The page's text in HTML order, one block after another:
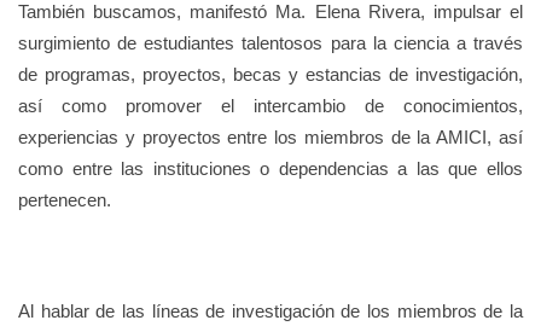
También buscamos, manifestó Ma. Elena Rivera, impulsar el
surgimiento de estudiantes talentosos para la ciencia a través
de programas, proyectos, becas y estancias de investigación,
así como promover el intercambio de conocimientos,
experiencias y proyectos entre los miembros de la AMICI, así
como entre las instituciones o dependencias a las que ellos
pertenecen.
Al hablar de las líneas de investigación de los miembros de la